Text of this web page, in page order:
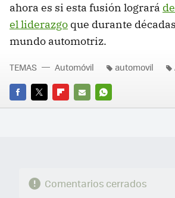
ahora es si esta fusión logrará
el liderazgo que durante
mundo automotriz.
FACEBOOK
TWITTERFLIPBOARD
E-
WHATSAPP
TEMAS Automóvil automovil
Comentarios cerrados